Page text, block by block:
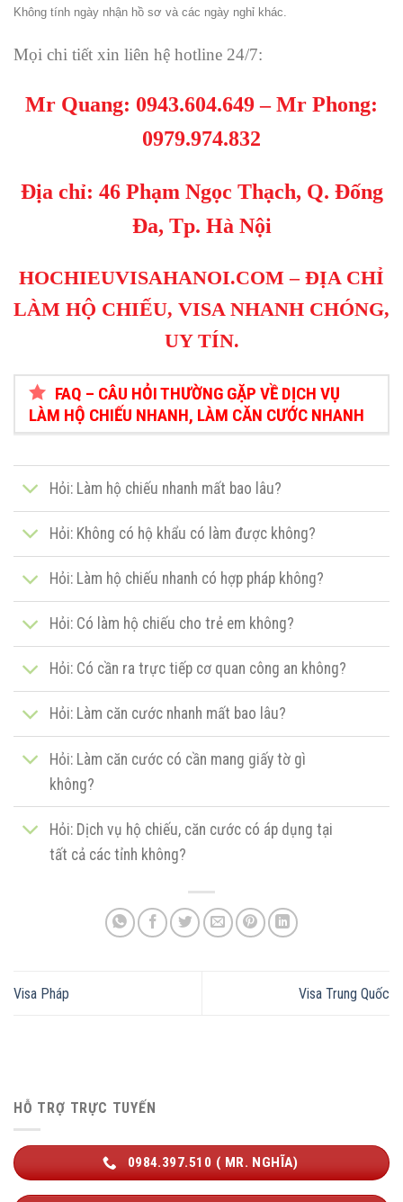
Không tính ngày nhận hồ sơ và các ngày nghỉ khác.
Mọi chi tiết xin liên hệ hotline 24/7:
Mr Quang: 0943.604.649– Mr Phong:
0979.974.832
Địa chỉ: 46 Phạm Ngọc Thạch, Q. Đống
Đa, Tp. Hà Nội
HOCHIEUVISAHANOI.COM – ĐỊA CHỈ
LÀM HỘ CHIẾU, VISA NHANH CHÓNG,
UY TÍN.
FAQ – CÂU HỎI THƯỜNG GẶP VỀ DỊCH VỤ
LÀM HỘ CHIẾU NHANH, LÀM CĂN CƯỚC NHANH
Hỏi: Làm hộ chiếu nhanh mất bao lâu?
Hỏi: Không có hộ khẩu có làm được không?
Hỏi: Làm hộ chiếu nhanh có hợp pháp không?
Hỏi: Có làm hộ chiếu cho trẻ em không?
Hỏi: Có cần ra trực tiếp cơ quan công an không?
Hỏi: Làm căn cước nhanh mất bao lâu?
Hỏi: Làm căn cước có cần mang giấy tờ gì
không?
Hỏi: Dịch vụ hộ chiếu, căn cước có áp dụng tại
tất cả các tỉnh không?
Visa Pháp Visa Trung Quốc
HỖ TRỢ TRỰC TUYẾN
0984.397.510 ( MR. NGHĨA)